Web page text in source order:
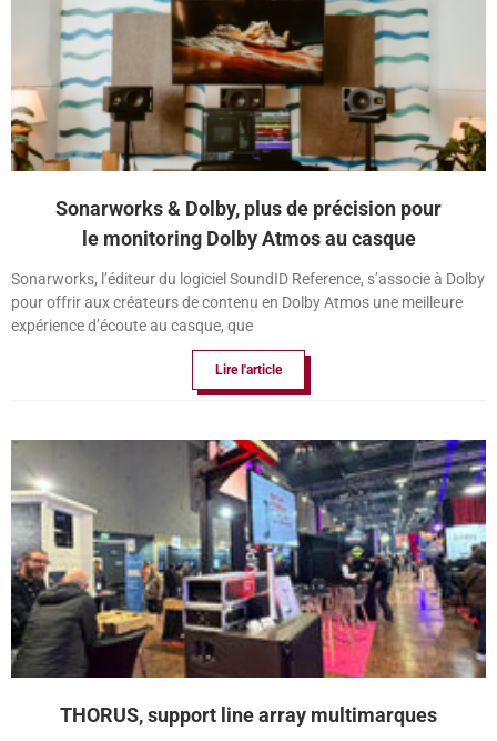
Sonarworks & Dolby, plus de précision pour
le monitoring Dolby Atmos au casque
Sonarworks, l’éditeur du logiciel SoundID Reference, s’associe à Dolby
pour offrir aux créateurs de contenu en Dolby Atmos une meilleure
expérience d’écoute au casque, que
Lire l'article
THORUS, support line array multimarques